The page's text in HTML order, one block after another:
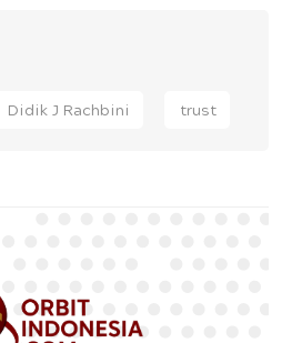
Didik J Rachbini trust